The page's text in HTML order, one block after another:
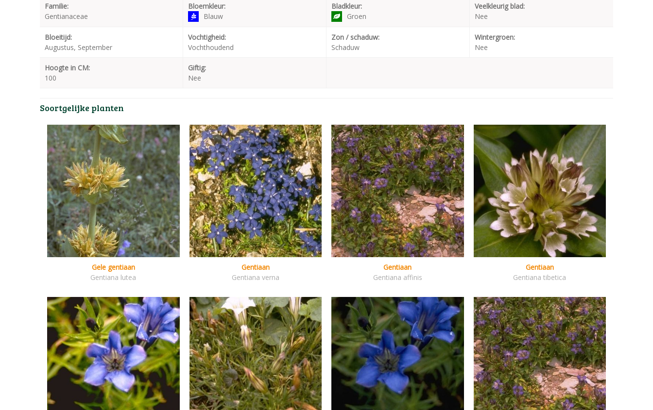
Familie:
Gentianaceae
Bloemkleur:
Blauw
Bladkleur:
Groen
Veelkleurig blad:
Nee
Bloeitijd:
Augustus, September
Vochtigheid:
Vochthoudend
Zon / schaduw:
Schaduw
Wintergroen:
Nee
Hoogte in CM:
100
Giftig:
Nee
Soortgelijke planten
Gele gentiaan
Gentiana lutea
Gentiaan
Gentiana verna
Gentiaan
Gentiana affinis
Gentiaan
Gentiana tibetica